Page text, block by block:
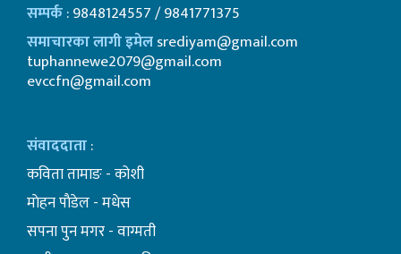
सम्पर्क: 9848124557 / 9841771375
समाचारका लागी इमेलsrediyam@gmail.com
tuphannewe2079@gmail.com
evccfn@gmail.com
संवाददाता:
कविता तामाङ - कोशी
माेहन पाैडेल - मधेस
सपना पुन मगर - वाग्मती